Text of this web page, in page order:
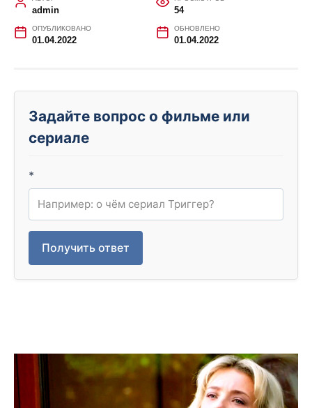
admin 54
ОПУБЛИКОВАНО
01.04.2022
ОБНОВЛЕНО
01.04.2022
Задайте вопрос о фильме или
сериале
*
Получить ответ